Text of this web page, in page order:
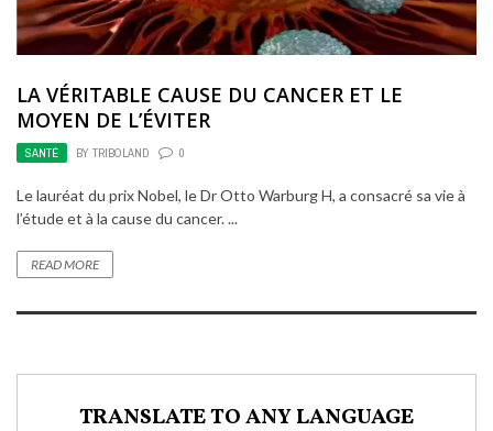
LA VÉRITABLE CAUSE DU CANCER ET LE
MOYEN DE L’ÉVITER
SANTÉ BY TRIBOLAND 0
Le lauréat du prix Nobel, le Dr Otto Warburg H, a consacré sa vie à
l’étude et à la cause du cancer. ...
READ MORE
TRANSLATE TO ANY LANGUAGE